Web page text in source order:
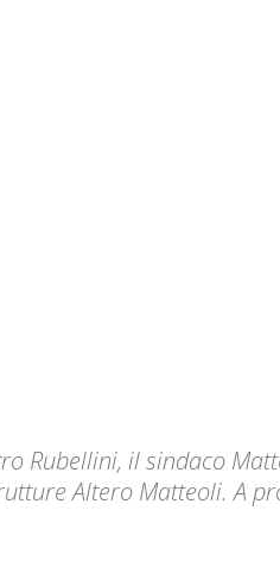
Rubellini, il sindaco
Altero Matteoli. A